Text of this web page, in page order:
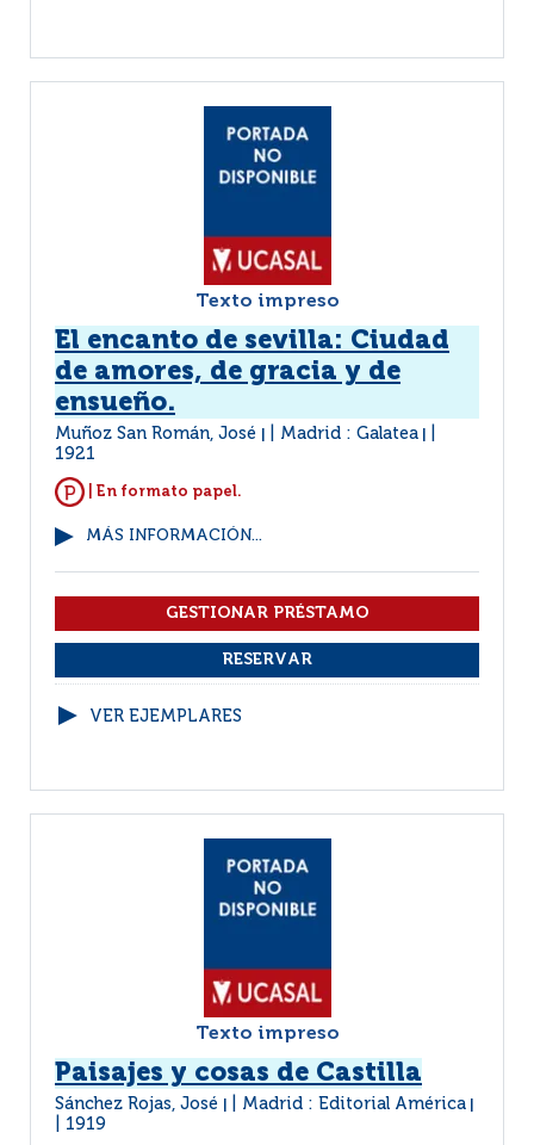
Texto impreso
El encanto de sevilla: Ciudad
de amores, de gracia y de
ensueño.
Muñoz San Román, José Madrid : Galatea
1921
| En formato papel.
MÁS INFORMACIÓN...
VER EJEMPLARES
Texto impreso
Paisajes y cosas de Castilla
Sánchez Rojas, José Madrid : Editorial América
1919